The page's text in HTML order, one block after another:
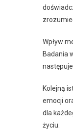
Wpływ
Badania
Kolejną
emocji
dla
życiu.